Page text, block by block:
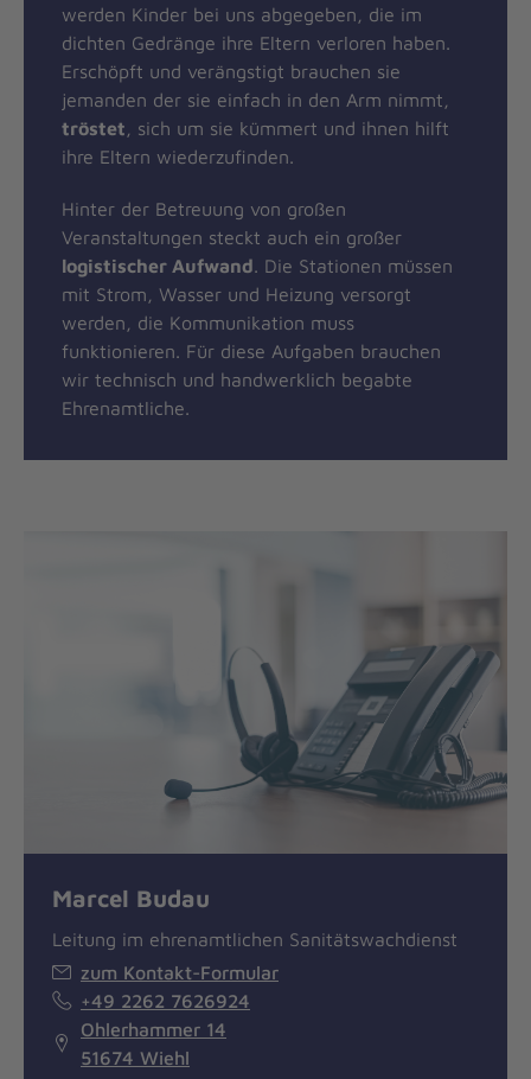
werden Kinder bei uns abgegeben, die im
dichten Gedränge ihre Eltern verloren haben.
Erschöpft und verängstigt brauchen sie
jemanden der sie einfach in den Arm nimmt,
tröstet , sich um sie kümmert und ihnen hilft
ihre Eltern wiederzufinden.
Hinter der Betreuung von großen
Veranstaltungen steckt auch ein großer
logistischer Aufwand. Die Stationen müssen
mit Strom, Wasser und Heizung versorgt
werden, die Kommunikation muss
funktionieren. Für diese Aufgaben brauchen
wir technisch und handwerklich begabte
Ehrenamtliche.
Marcel Budau
Leitung im ehrenamtlichen Sanitätswachdienst
zum Kontakt-Formular
+49 2262 7626924
Ohlerhammer 14
51674 Wiehl